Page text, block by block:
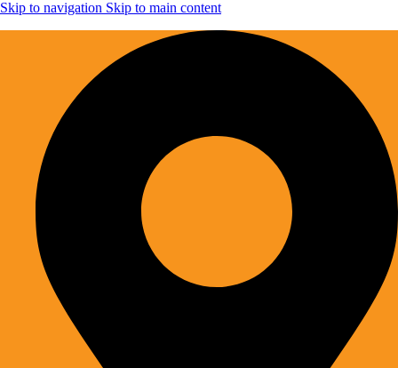
Skip to navigation Skip to main content